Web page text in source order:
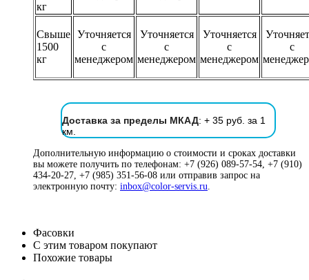
кг
Свыше
1500
кг
Уточняется
с
менеджером
Уточняется
с
менеджером
Уточняется
с
менеджером
с
Доставка за пределы МКАД: + 35 руб. за 1
км.
Дополнительную информацию о стоимости и сроках доставки
вы можете получить по телефонам: +7 (926) 089-57-54, +7 (910)
434-20-27, +7 (985) 351-56-08 или отправив запрос на
электронную почту: inbox@color-servis.ru
Фасовки
С этим товаром покупают
Похожие товары